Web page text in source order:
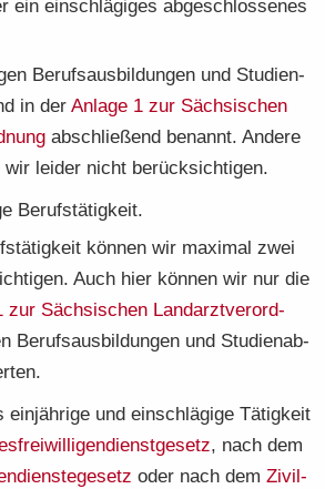
ein ein­schlä­gi­ges ab­ge­schlos­se­nes
Be­rufs­aus­bil­dun­gen und Stu­di­en­
in der An­la­ge 1 zur Säch­si­schen
ab­schlie­ßend be­nannt. An­de­re
wir lei­der nicht be­rück­sich­ti­gen.
Be­rufs­tä­tig­keit.
kön­nen wir ma­xi­mal zwei
Auch hier kön­nen wir nur die
zur Säch­si­schen Land­arzt­ver­ord­
Be­rufs­aus­bil­dun­gen und Stu­di­en­ab­
ein­jäh­ri­ge und ein­schlä­gi­ge Tä­tig­keit
, nach dem
oder nach dem Zi­vil­